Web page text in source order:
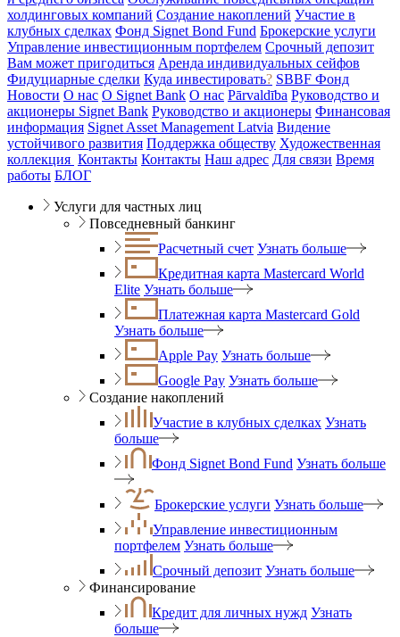
холдинговых компаний Создание накоплений Участие в
клубных сделках Фонд Signet Bond Fund Брокерские услуги
Управление инвестиционным портфелем Срочный депозит
Вам может пригодиться Аренда индивидуальных сейфов
Фидуциарные сделки Куда инвестировать? SBBF Фонд
Новости О нас O Signet Bank О нас Pārvaldība Руководство и
акционеры Signet Bank Руководство и акционеры Финансовая
информация Signet Asset Management Latvia Видение
устойчивого развития Поддержка обществу Художественная
коллекция Контакты Контакты Наш адрес Для связи Время
работы БЛОГ
Услуги для частных лиц
Повседневный банкинг
Расчетный счет Узнать больше
Кредитная карта Mastercard World
Elite Узнать больше
Платежная карта Mastercard Gold
Узнать больше
Apple Pay Узнать больше
Google Pay Узнать больше
Создание накоплений
Участие в клубных сделках Узнать
больше
Фонд Signet Bond Fund Узнать больше
Брокерские услуги Узнать больше
Управление инвестиционным
портфелем Узнать больше
Срочный депозит Узнать больше
Финансирование
Кредит для личных нужд Узнать
больше